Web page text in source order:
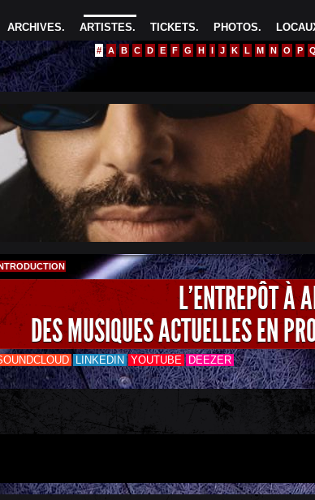
PHOTOS.
TICKETS.
ARTISTES.
ARCHIVES.
# A B C D E F G H I J K L M N O P
L'ENTREPÔT À
DES MUSIQUES ACTUELLES EN
LINKEDIN YOUTUBE DEEZER